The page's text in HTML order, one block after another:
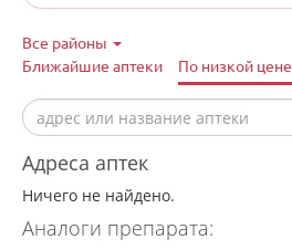
Все районы
Ближайшие аптеки
По низкой цене
Адреса аптек
Ничего не найдено.
Аналоги препарата: